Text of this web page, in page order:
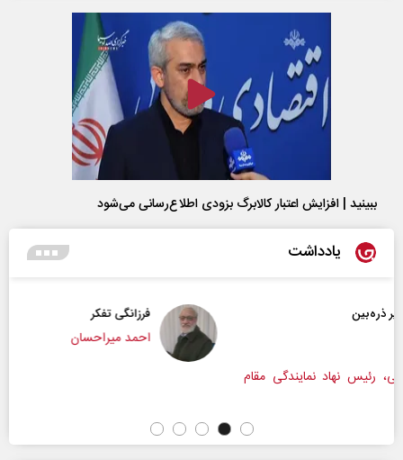
ببینید | افزایش اعتبار کالابرگ بزودی اطلاع‌رسانی می‌شود
یادداشت
مقام
فرزانگی تفکر
احمد میراحسان